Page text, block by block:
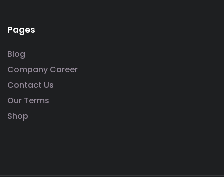
Pages
Blog
Company Career
Contact Us
Our Terms
Shop